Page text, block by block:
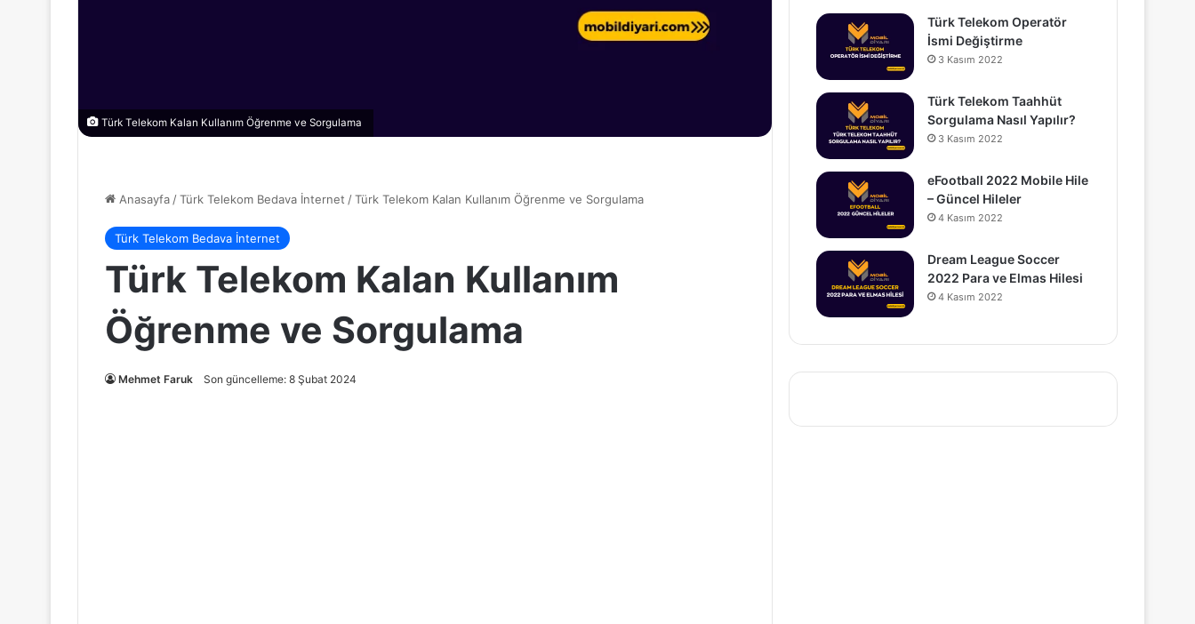
Türk Telekom Kalan Kullanım Öğrenme ve Sorgulama
Anasayfa/Türk Telekom Bedava İnternet /Türk Telekom Kalan Kullanım Öğrenme ve Sorgulama
Türk Telekom Bedava İnternet
Türk Telekom Kalan Kullanım
Öğrenme ve Sorgulama
Mehmet Faruk Son güncelleme: 8 Şubat 2024
Türk Telekom Operatör
İsmi Değiştirme
3 Kasım 2022
Türk Telekom Taahhüt
Sorgulama Nasıl Yapılır?
3 Kasım 2022
eFootball 2022 Mobile Hile
– Güncel Hileler
4 Kasım 2022
Dream League Soccer
2022 Para ve Elmas Hilesi
4 Kasım 2022